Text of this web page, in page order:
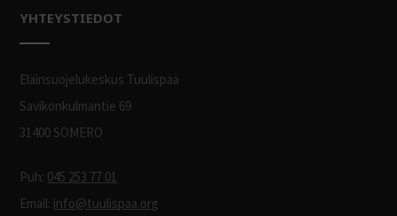
YHTEYSTIEDOT
Eläinsuojelukeskus Tuulispää
Savikonkulmantie 69
31400 SOMERO
Puh: 045 253 77 01
Email: info@tuulispaa.org